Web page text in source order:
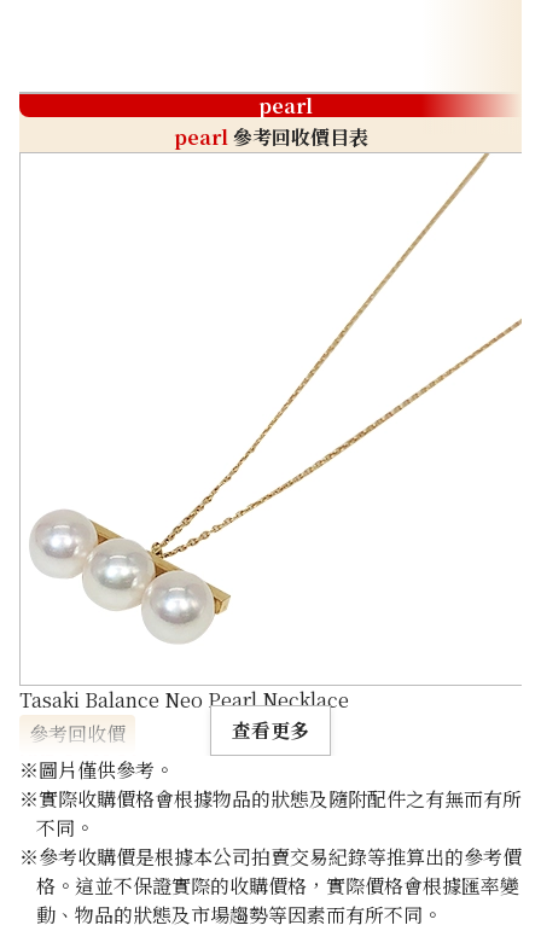
pearl
pearl參考回收價目表
Tasaki Balance Neo Pearl Necklace
參考回收價
HKD 8,662.84
查看更多
※圖片僅供參考。
※實際收購價格會根據物品的狀態及隨附配件之有無而有所
不同。
※參考收購價是根據本公司拍賣交易紀錄等推算出的參考價
格。這並不保證實際的收購價格，實際價格會根據匯率變
動、物品的狀態及市場趨勢等因素而有所不同。